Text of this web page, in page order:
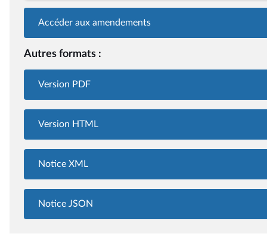
Accéder aux amendements
Autres formats :
Version PDF
Version HTML
Notice XML
Notice JSON